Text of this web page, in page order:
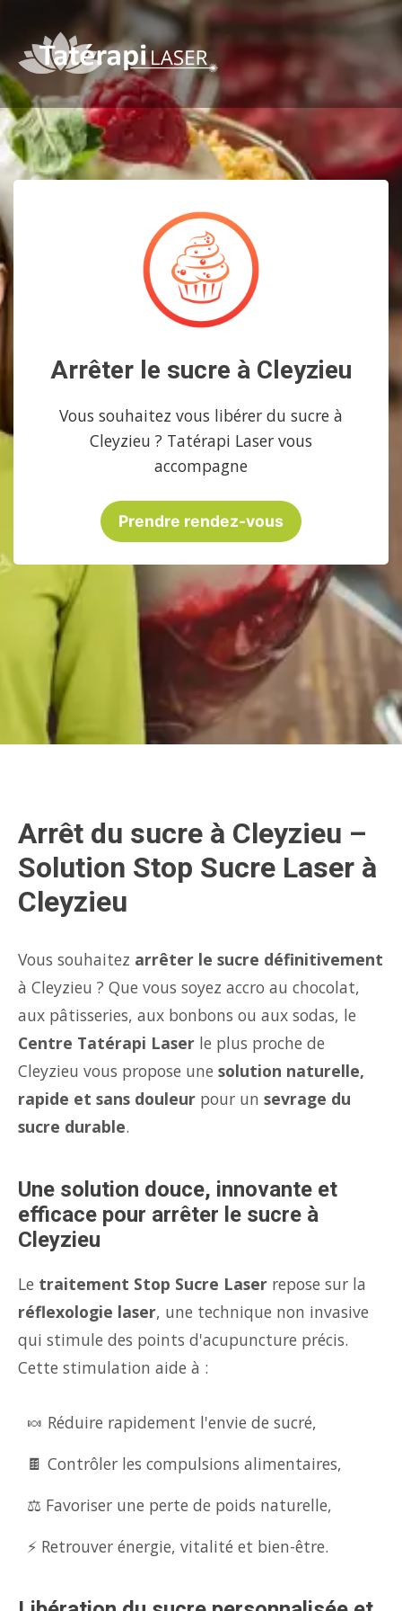
Arrêter le sucre à Cleyzieu
Vous souhaitez vous libérer du sucre à
Cleyzieu ? Tatérapi Laser vous
accompagne
Prendre rendez-vous
Arrêt du sucre à Cleyzieu –
Solution Stop Sucre Laser à
Cleyzieu
Vous souhaitez arrêter le sucre définitivement
à Cleyzieu ? Que vous soyez accro au chocolat,
aux pâtisseries, aux bonbons ou aux sodas, le
Centre Tatérapi Laser le plus proche de
Cleyzieu vous propose une solution naturelle,
rapide et sans douleur pour un sevrage du
sucre durable.
Une solution douce, innovante et
efficace pour arrêter le sucre à
Cleyzieu
Le traitement Stop Sucre Laser repose sur la
réflexologie laser, une technique non invasive
qui stimule des points d'acupuncture précis.
Cette stimulation aide à :
🍬 Réduire rapidement l'envie de sucré,
🍫 Contrôler les compulsions alimentaires,
⚖️ Favoriser une perte de poids naturelle,
⚡ Retrouver énergie, vitalité et bien-être.